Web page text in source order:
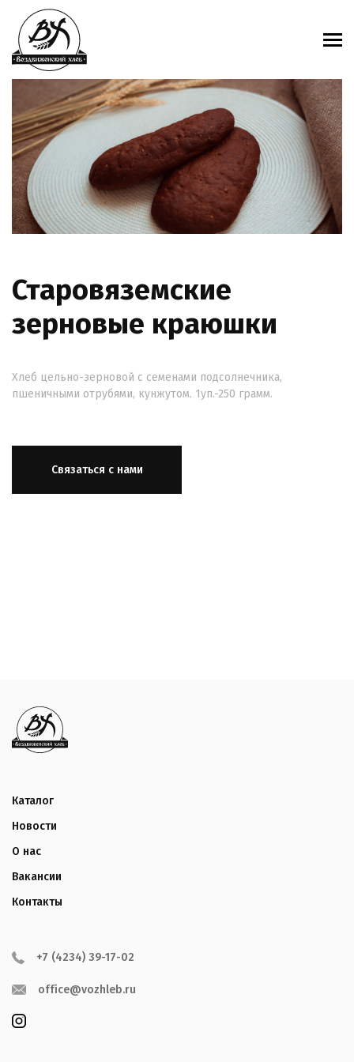
Старовяземские
зерновые краюшки
Хлеб цельно-зерновой с семенами подсолнечника,
пшеничными отрубями, кунжутом. 1уп.-250 грамм.
Связаться с нами
Каталог
Новости
О нас
Вакансии
Контакты
+7 (4234) 39-17-02
office@vozhleb.ru